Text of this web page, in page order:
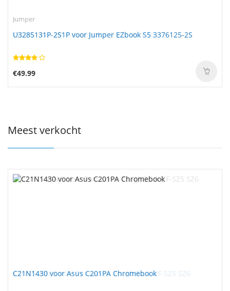
Jumper
U3285131P-2S1P voor Jumper EZbook S5 3376125-2S
€49.99
Meest verkocht
C21N1430 voor Asus C201PA Chromebook